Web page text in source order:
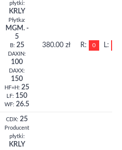
płytki:
KRLY
Płytka:
MGM. -
5
B: 25
DAXIN:
100
DAXX:
150
HF=H: 25
LF: 150
WF: 26.5
380.00 zł R: 0 L:
CDX: 25
Producent
płytki:
KRLY